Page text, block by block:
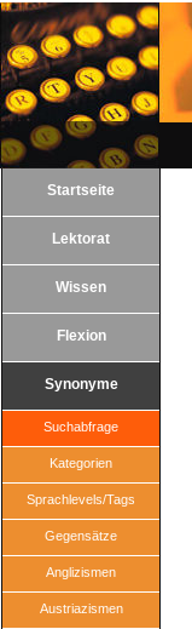
Startseite
Lektorat
Wissen
Flexion
Synonyme
Suchabfrage
Kategorien
Sprachlevels/Tags
Gegensätze
Anglizismen
Austriazismen